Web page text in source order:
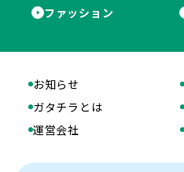
ファッション
お知らせ
ガタチラとは
運営会社